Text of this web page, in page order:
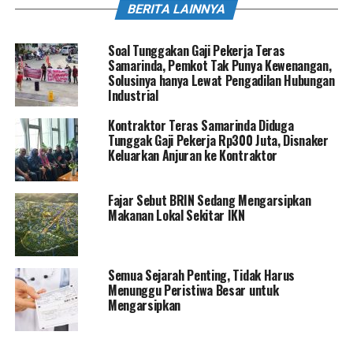
BERITA LAINNYA
Soal Tunggakan Gaji Pekerja Teras
Samarinda, Pemkot Tak Punya Kewenangan,
Solusinya hanya Lewat Pengadilan Hubungan
Industrial
Kontraktor Teras Samarinda Diduga
Tunggak Gaji Pekerja Rp300 Juta, Disnaker
Keluarkan Anjuran ke Kontraktor
Fajar Sebut BRIN Sedang Mengarsipkan
Makanan Lokal Sekitar IKN
Semua Sejarah Penting, Tidak Harus
Menunggu Peristiwa Besar untuk
Mengarsipkan